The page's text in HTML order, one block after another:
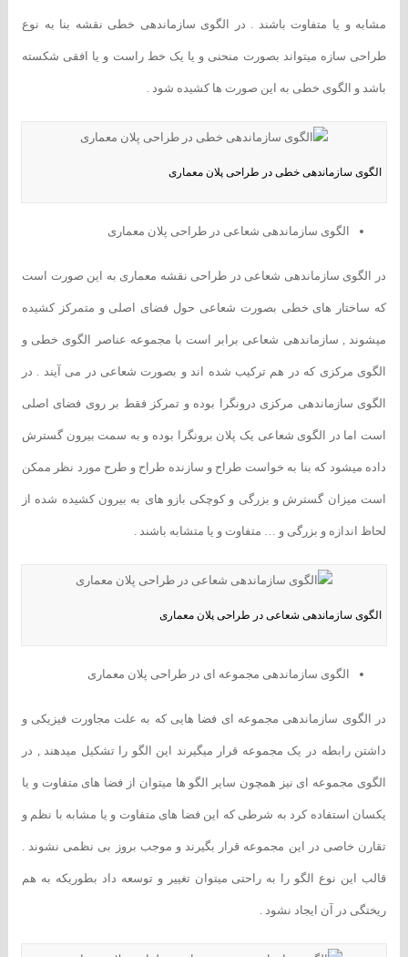
مشابه و یا متفاوت باشند . در الگوی سازماندهی خطی نقشه بنا به نوع
طراحی سازه میتواند بصورت منحنی و یا یک خط راست و یا افقی شکسته
باشد و الگوی خطی به این صورت ها کشیده شود .
الگوی سازماندهی خطی در طراحی پلان معماری
الگوی سازماندهی شعاعی در طراحی پلان معماری
در الگوی سازماندهی شعاعی در طراحی نقشه معماری به این صورت است
که ساختار های خطی بصورت شعاعی حول فضای اصلی و متمرکز کشیده
میشوند , سازماندهی شعاعی برابر است با مجموعه عناصر الگوی خطی و
الگوی مرکزی که در هم ترکیب شده اند و بصورت شعاعی در می آیند . در
الگوی سازماندهی مرکزی درونگرا بوده و تمرکز فقط بر روی فضای اصلی
است اما در الگوی شعاعی یک پلان برونگرا بوده و به سمت بیرون گسترش
داده میشود که بنا به خواست طراح و سازنده طراح و طرح مورد نظر ممکن
است میزان گسترش و بزرگی و کوچکی بازو های به بیرون کشیده شده از
لحاظ اندازه و بزرگی و … متفاوت و یا متشابه باشند .
الگوی سازماندهی شعاعی در طراحی پلان معماری
الگوی سازماندهی مجموعه ای در طراحی پلان معماری
در الگوی سازماندهی مجموعه ای فضا هایی که به علت مجاورت فیزیکی و
داشتن رابطه در یک مجموعه قرار میگیرند این الگو را تشکیل میدهند , در
الگوی مجموعه ای نیز همچون سایر الگو ها میتوان از فضا های متفاوت و یا
یکسان استفاده کرد به شرطی که این فضا های متفاوت و یا مشابه با نظم و
تقارن خاصی در این مجموعه قرار بگیرند و موجب بروز بی نظمی نشوند .
قالب این نوع الگو را به راحتی میتوان تغییر و توسعه داد بطوریکه به هم
ریختگی در آن ایجاد نشود .